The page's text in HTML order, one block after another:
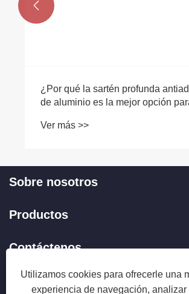
¿Por qué la sartén profunda
de aluminio es la mejor opción
Ver más >>

Sobre nosotros
Productos
Contáctenos
SÍGANOS
Utilizamos cookies para ofrecerle una
experiencia de navegación, analizar